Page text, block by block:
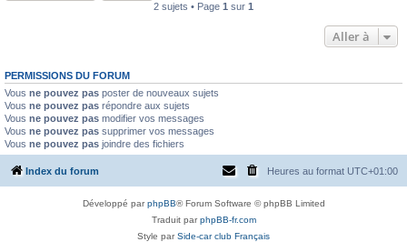
2 sujets • Page 1 sur 1
Aller à
PERMISSIONS DU FORUM
Vous ne pouvez pas poster de nouveaux sujets
Vous ne pouvez pas répondre aux sujets
Vous ne pouvez pas modifier vos messages
Vous ne pouvez pas supprimer vos messages
Vous ne pouvez pas joindre des fichiers
Index du forum Heures au format UTC+01:00
Développé parphpBB® Forum Software © phpBB Limited
Traduit parphpBB-fr.com
Style parSide-car club Français